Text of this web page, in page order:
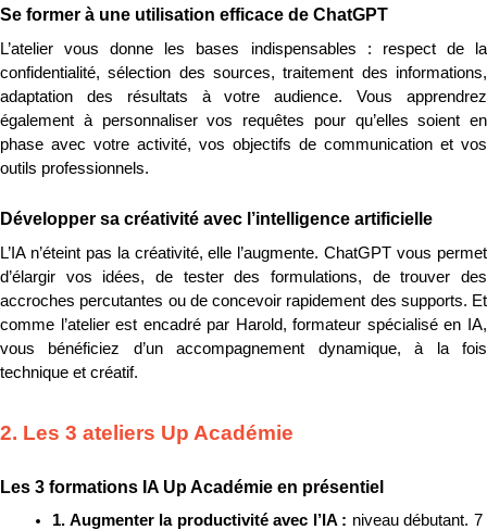
Se former à une utilisation efficace de ChatGPT
L’atelier vous donne les bases indispensables : respect de la
confidentialité, sélection des sources, traitement des informations,
adaptation des résultats à votre audience. Vous apprendrez
également à personnaliser vos requêtes pour qu’elles soient en
phase avec votre activité, vos objectifs de communication et vos
outils professionnels.
Développer sa créativité avec l’intelligence artificielle
L’IA n’éteint pas la créativité, elle l’augmente. ChatGPT vous permet
d’élargir vos idées, de tester des formulations, de trouver des
accroches percutantes ou de concevoir rapidement des supports. Et
comme l’atelier est encadré par Harold, formateur spécialisé en IA,
vous bénéficiez d’un accompagnement dynamique, à la fois
technique et créatif.
2. Les 3 ateliers Up Académie
Les 3 formations IA Up Académie en présentiel
1. Augmenter la productivité avec l’IA : niveau débutant. 7